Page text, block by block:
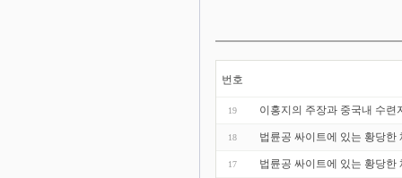
번호
19 이홍지의 주장과 중국내 수
18 법륜공 싸이트에 있는 황당한
17 법륜공 싸이트에 있는 황당한